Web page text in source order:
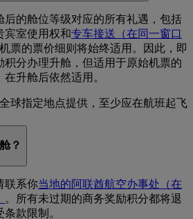
后的舱位等级对应的所有礼遇，包括
宾室使用权和专车接送
（在同一窗口
票的票价细则将始终适用。因此，即
积分办理升舱，但适用于原始机票的
升舱后依然适用。
球指定地点提供，至少应在航班起飞
？
联系你当地的阿联酋航空办事处
（在
。所有未过期的商务奖励积分都将退
款限制。